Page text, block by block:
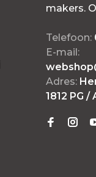
makers.
Telefoon:
E-mail:
Adres:
1812 PG /